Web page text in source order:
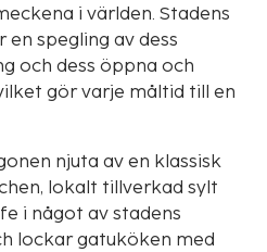
i världen. Stadens
en spegling av dess
och dess öppna och
gör varje måltid till en
njuta av en klassisk
lokalt tillverkad sylt
i något av stadens
lockar gatuköken med